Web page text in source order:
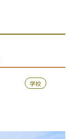
学校